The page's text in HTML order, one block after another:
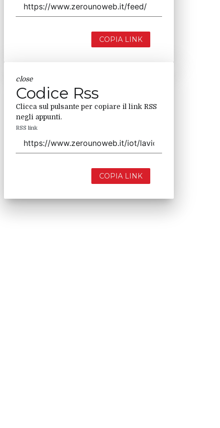
COPIA LINK
close
Codice Rss
Clicca sul pulsante per copiare il link RSS
negli appunti.
RSS link
COPIA LINK